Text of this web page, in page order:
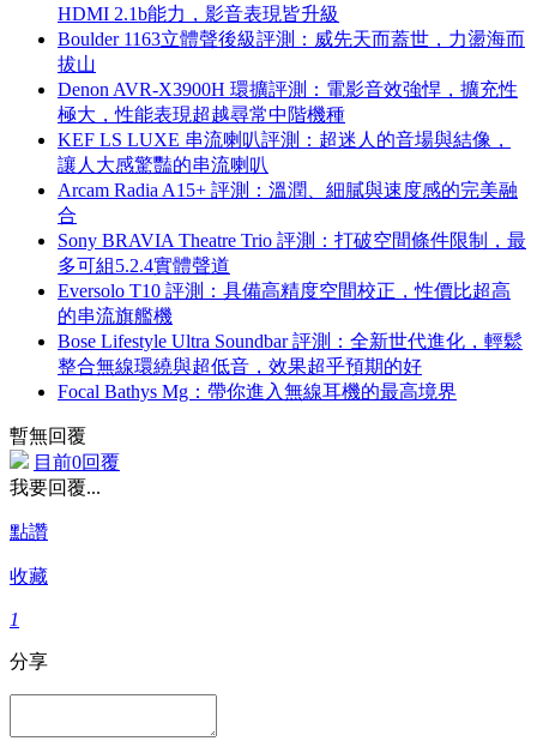
HDMI 2.1b能力，影音表現皆升級
Boulder 1163立體聲後級評測：威先天而蓋世，力盪海而
拔山
Denon AVR-X3900H 環擴評測：電影音效強悍，擴充性
極大，性能表現超越尋常中階機種
KEF LS LUXE 串流喇叭評測：超迷人的音場與結像，
讓人大感驚豔的串流喇叭
Arcam Radia A15+ 評測：溫潤、細膩與速度感的完美融
合
Sony BRAVIA Theatre Trio 評測：打破空間條件限制，最
多可組5.2.4實體聲道
Eversolo T10 評測：具備高精度空間校正，性價比超高
的串流旗艦機
Bose Lifestyle Ultra Soundbar 評測：全新世代進化，輕鬆
整合無線環繞與超低音，效果超乎預期的好
Focal Bathys Mg：帶你進入無線耳機的最高境界
暫無回覆
目前0回覆
我要回覆...
點讚
收藏
1
分享